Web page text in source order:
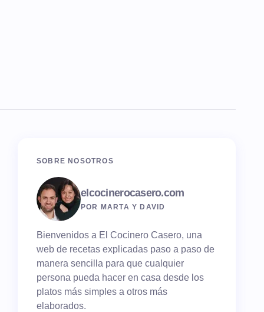
SOBRE NOSOTROS
elcocinerocasero.com
POR MARTA Y DAVID
Bienvenidos a El Cocinero Casero, una
web de recetas explicadas paso a paso de
manera sencilla para que cualquier
persona pueda hacer en casa desde los
platos más simples a otros más
elaborados.